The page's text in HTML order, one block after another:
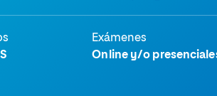
Comunicación
Artes
Humanidades
de Orientación
de Atención a las
Claustro
Nuestros Estudiantes
Futuros de
Exámenes
Online y/o